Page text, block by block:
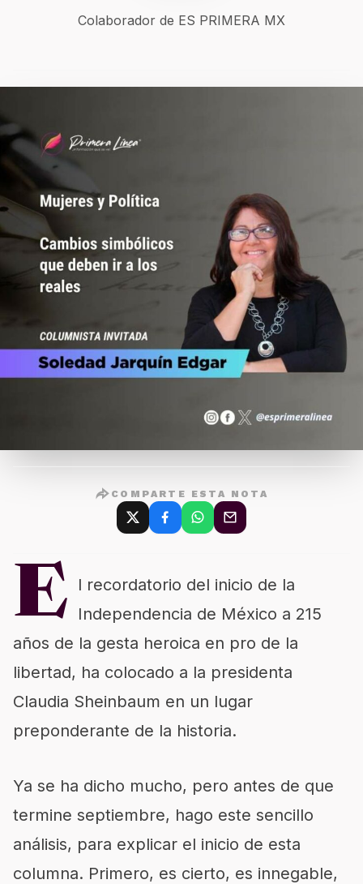
Colaborador de ES PRIMERA MX
COMPARTE ESTA NOTA
E
l recordatorio del inicio de la
Independencia de México a 215
años de la gesta heroica en pro de la
libertad, ha colocado a la presidenta
Claudia Sheinbaum en un lugar
preponderante de la historia.
Ya se ha dicho mucho, pero antes de que
termine septiembre, hago este sencillo
análisis, para explicar el inicio de esta
columna. Primero, es cierto, es innegable,